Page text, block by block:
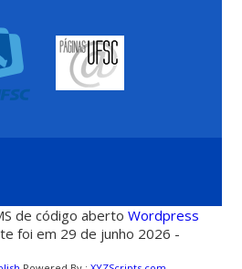
de código abertoWordpress
foi em 29 de junho 2026 -